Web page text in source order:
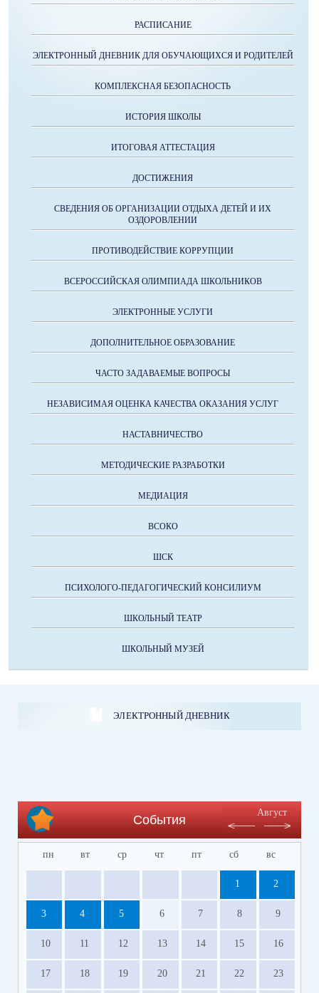
РАСПИСАНИЕ
ЭЛЕКТРОННЫЙ ДНЕВНИК ДЛЯ ОБУЧАЮЩИХСЯ И РОДИТЕЛЕЙ
КОМПЛЕКСНАЯ БЕЗОПАСНОСТЬ
ИСТОРИЯ ШКОЛЫ
ИТОГОВАЯ АТТЕСТАЦИЯ
ДОСТИЖЕНИЯ
СВЕДЕНИЯ ОБ ОРГАНИЗАЦИИ ОТДЫХА ДЕТЕЙ И ИХ
ОЗДОРОВЛЕНИИ
ПРОТИВОДЕЙСТВИЕ КОРРУПЦИИ
ВСЕРОССИЙСКАЯ ОЛИМПИАДА ШКОЛЬНИКОВ
ЭЛЕКТРОННЫЕ УСЛУГИ
ДОПОЛНИТЕЛЬНОЕ ОБРАЗОВАНИЕ
ЧАСТО ЗАДАВАЕМЫЕ ВОПРОСЫ
НЕЗАВИСИМАЯ ОЦЕНКА КАЧЕСТВА ОКАЗАНИЯ УСЛУГ
НАСТАВНИЧЕСТВО
МЕТОДИЧЕСКИЕ РАЗРАБОТКИ
МЕДИАЦИЯ
ВСОКО
ШСК
ПСИХОЛОГО-ПЕДАГОГИЧЕСКИЙ КОНСИЛИУМ
ШКОЛЬНЫЙ ТЕАТР
ШКОЛЬНЫЙ МУЗЕЙ
ЭЛЕКТРОННЫЙ ДНЕВНИК
События
Август
пн вт ср чт пт сб вс
1 2
3 4 5 6 7 8 9
10 11 12 13 14 15 16
17 18 19 20 21 22 23